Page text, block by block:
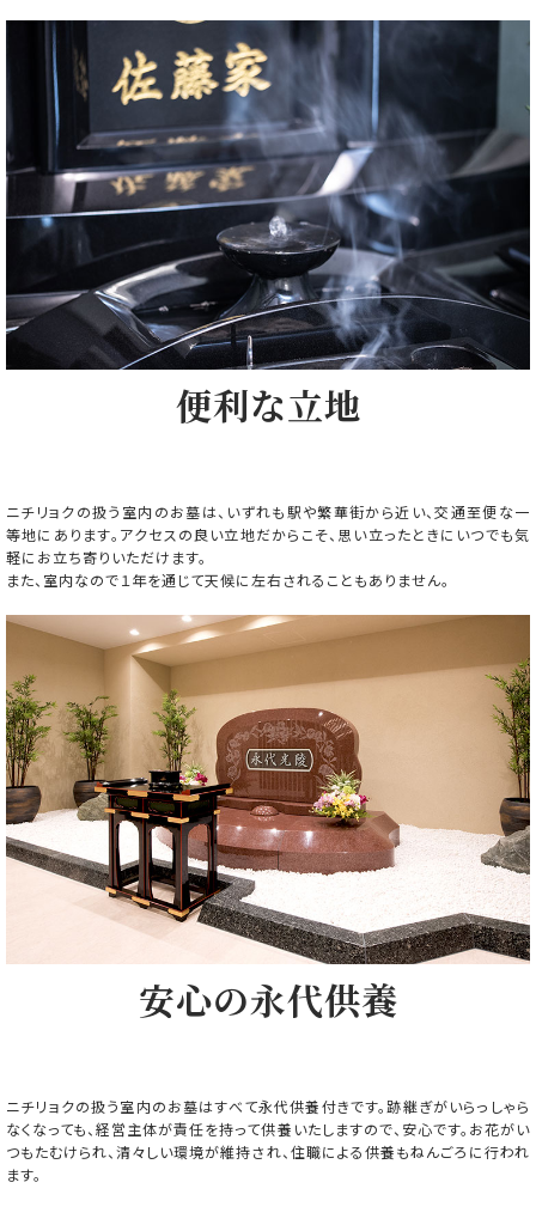
便利な立地
ニチリョクの扱う室内のお墓は、いずれも駅や繁華街から近い、交通至便な一
等地にあります。アクセスの良い立地だからこそ、思い立ったときにいつでも気
軽にお立ち寄りいただけます。
また、室内なので１年を通じて天候に左右されることもありません。
安心の永代供養
ニチリョクの扱う室内のお墓はすべて永代供養付きです。跡継ぎがいらっしゃら
なくなっても、経営主体が責任を持って供養いたしますので、安心です。お花がい
つもたむけられ、清々しい環境が維持され、住職による供養もねんごろに行われ
ます。